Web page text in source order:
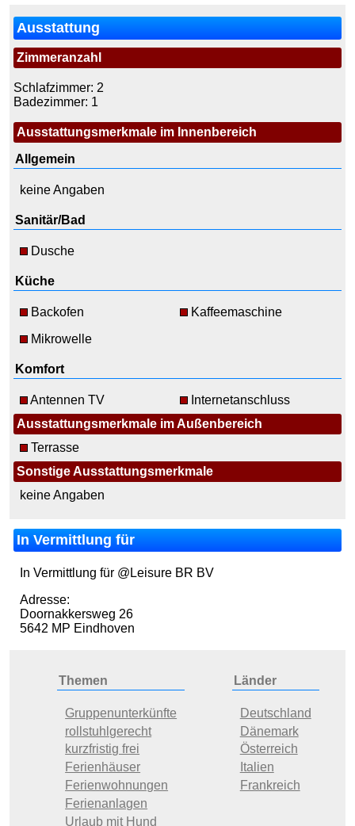
Ausstattung
Zimmeranzahl
Schlafzimmer: 2
Badezimmer: 1
Ausstattungsmerkmale im Innenbereich
Allgemein
keine Angaben
Sanitär/Bad
Dusche
Küche
Backofen
Kaffeemaschine
Mikrowelle
Komfort
Antennen TV
Internetanschluss
Ausstattungsmerkmale im Außenbereich
Terrasse
Sonstige Ausstattungsmerkmale
keine Angaben
In Vermittlung für
In Vermittlung für @Leisure BR BV
Adresse:
Doornakkersweg 26
5642 MP Eindhoven
Themen
Gruppenunterkünfte
rollstuhlgerecht
kurzfristig frei
Ferienhäuser
Ferienwohnungen
Ferienanlagen
Urlaub mit Hund
Länder
Deutschland
Dänemark
Österreich
Italien
Frankreich